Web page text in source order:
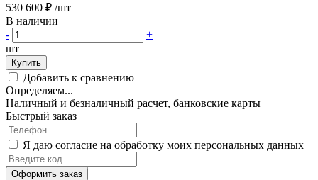
530 600 ₽ /шт
В наличии
-
+
шт
Купить
Добавить к сравнению
Определяем...
Наличный и безналичный расчет, банковские карты
Быстрый заказ
Я даю согласие на обработку моих персональных данных
Оформить заказ